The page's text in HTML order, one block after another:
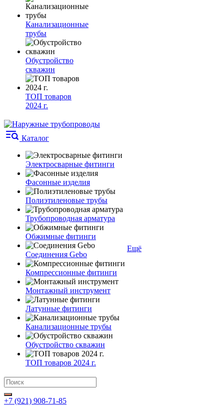
Канализационные
трубы
Обустройство
скважин
ТОП товаров
2024 г.
Каталог
Электросварные фитинги
Фасонные изделия
Полиэтиленовые трубы
Трубопроводная арматура
Обжимные фитинги
Соединения Gebo
Компрессионные фитинги
Монтажный инструмент
Латунные фитинги
Канализационные трубы
Обустройство скважин
ТОП товаров 2024 г.
Ещё
+7 (921) 908-71-85